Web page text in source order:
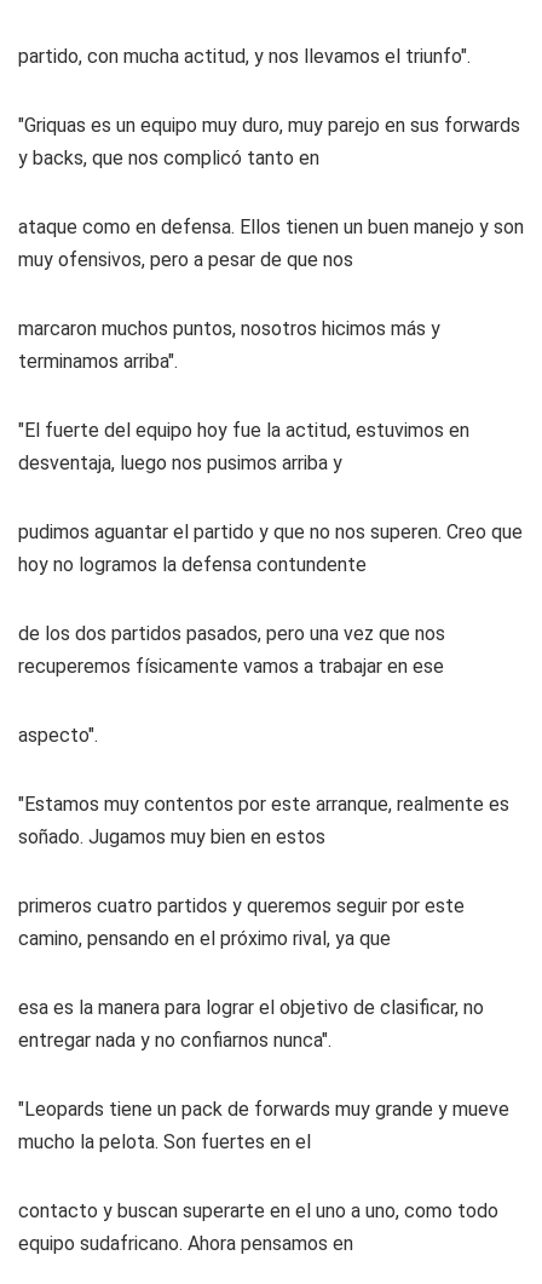
partido, con mucha actitud, y nos llevamos el triunfo".
"Griquas es un equipo muy duro, muy parejo en sus forwards
y backs, que nos complicó tanto en
ataque como en defensa. Ellos tienen un buen manejo y son
muy ofensivos, pero a pesar de que nos
marcaron muchos puntos, nosotros hicimos más y
terminamos arriba".
"El fuerte del equipo hoy fue la actitud, estuvimos en
desventaja, luego nos pusimos arriba y
pudimos aguantar el partido y que no nos superen. Creo que
hoy no logramos la defensa contundente
de los dos partidos pasados, pero una vez que nos
recuperemos físicamente vamos a trabajar en ese
aspecto".
"Estamos muy contentos por este arranque, realmente es
soñado. Jugamos muy bien en estos
primeros cuatro partidos y queremos seguir por este
camino, pensando en el próximo rival, ya que
esa es la manera para lograr el objetivo de clasificar, no
entregar nada y no confiarnos nunca".
"Leopards tiene un pack de forwards muy grande y mueve
mucho la pelota. Son fuertes en el
contacto y buscan superarte en el uno a uno, como todo
equipo sudafricano. Ahora pensamos en